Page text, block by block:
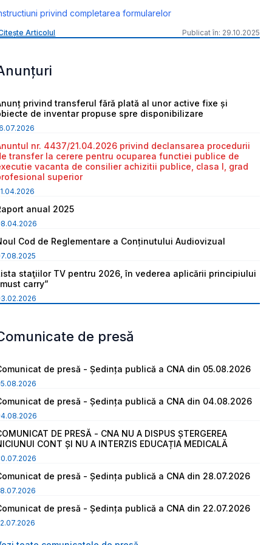
privind completarea formularelor
Articolul Publicat în: 29.10.2025
privind transferul fără plată al unor active fixe și
de inventar propuse spre disponibilizare
nr. 4437/21.04.2026 privind declansarea procedurii
transfer la cerere pentru ocuparea functiei publice de
vacanta de consilier achizitii publice, clasa I, grad
superior
anual 2025
Cod de Reglementare a Conținutului Audiovizual
staţiilor TV pentru 2026, în vederea aplicării principiului
carry”
de presă
de presă - Ședința publică a CNA din 05.08.2026
de presă - Ședința publică a CNA din 04.08.2026
DE PRESĂ - CNA NU A DISPUS ȘTERGEREA
CONT ȘI NU A INTERZIS EDUCAȚIA MEDICALĂ
de presă - Ședința publică a CNA din 28.07.2026
de presă - Ședința publică a CNA din 22.07.2026